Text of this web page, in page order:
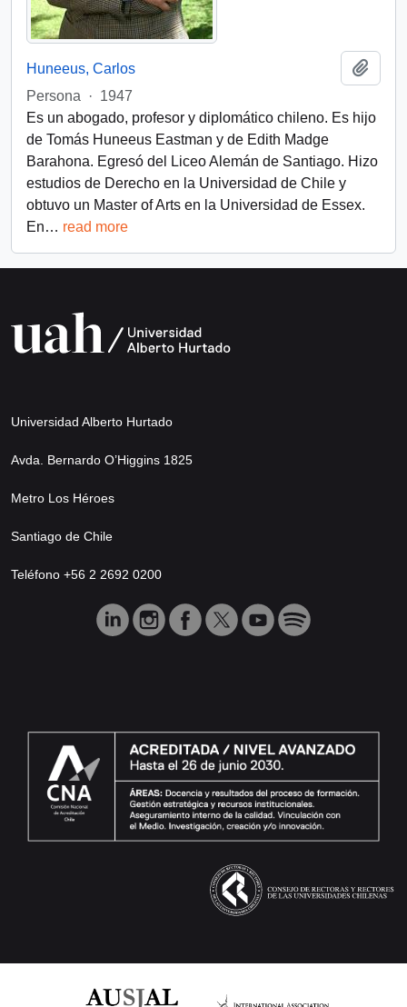
Huneeus, Carlos
Persona
· 1947
Es un abogado, profesor y diplomático chileno. Es hijo
de Tomás Huneeus Eastman y de Edith Madge
Barahona. Egresó del Liceo Alemán de Santiago. Hizo
estudios de Derecho en la Universidad de Chile y
obtuvo un Master of Arts en la Universidad de Essex.
En… read more
Universidad Alberto Hurtado
Avda. Bernardo O’Higgins 1825
Metro Los Héroes
Santiago de Chile
Teléfono +56 2 2692 0200